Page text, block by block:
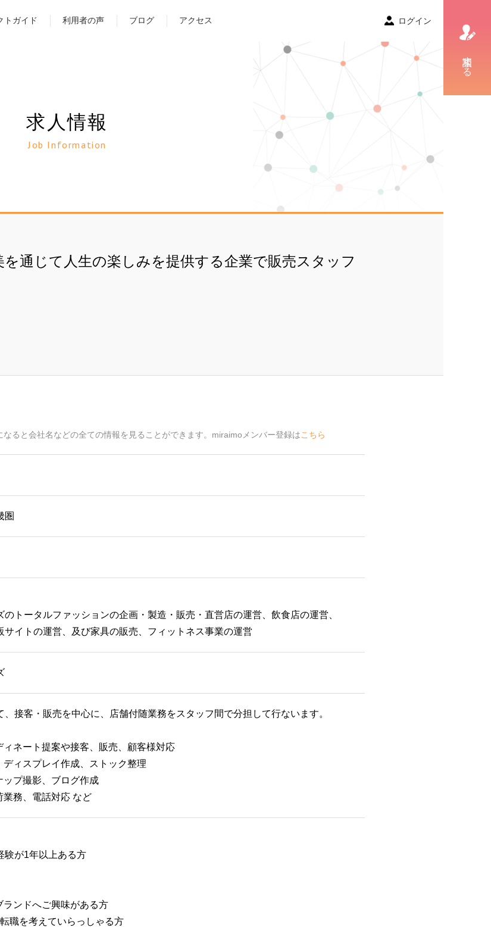
トガイド 利用者の声 ブログ アクセス ログイン
相談する
求人情報
Job Information
を通じて人生の楽しみを提供する企業で販売スタッフ
なると会社名などの全ての情報を見ることができます。miraimoメンバー登録はこちら
圏
のトータルファッションの企画・製造・販売・直営店の運営、飲食店の運営、
サイトの運営、及び家具の販売、フィットネス事業の運営
、接客・販売を中心に、店舗付随業務をスタッフ間で分担して行ないます。
ィネート提案や接客、販売、顧客様対応
ディスプレイ作成、ストック整理
ップ撮影、ブログ作成
務、電話対応 など
験が1年以上ある方
ランドへご興味がある方
職を考えていらっしゃる方